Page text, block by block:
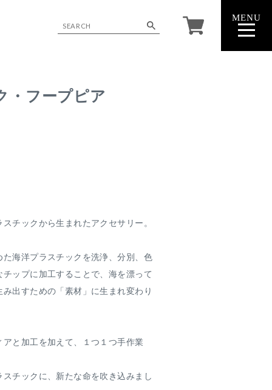
MENU
CLOSE
・フープピア
チックから生まれたアクセサリー。
海洋プラスチックを洗浄、分別、色
ップに加工することで、海を漂って
出すための「素材」に生まれ変わり
と加工を加えて、１つ１つ手作業
チックに、新たな命を吹き込みまし